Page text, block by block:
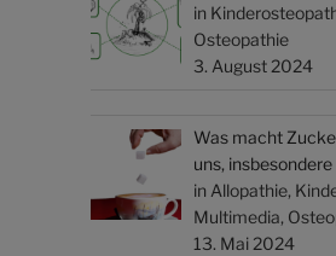
in
Osteopathie
3. August 2024
Was macht
uns,
in Allopathie,
Multimedia,
13. Mai 2024